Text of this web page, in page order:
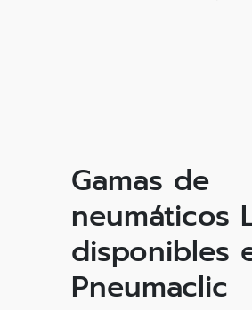
Gamas de
neumáticos
disponibles
Pneumaclic